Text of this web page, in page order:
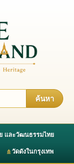
ค้นหา
และวัฒนธรรมไทย
วัดดังในกรุงเทพ